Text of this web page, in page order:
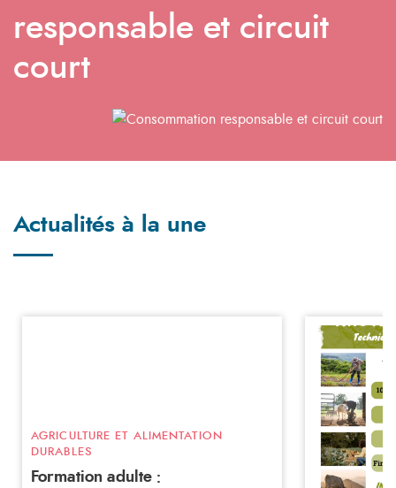
responsable et circuit
court
Actualités à la une
AGRICULTURE ET ALIMENTATION
DURABLES
Formation adulte :